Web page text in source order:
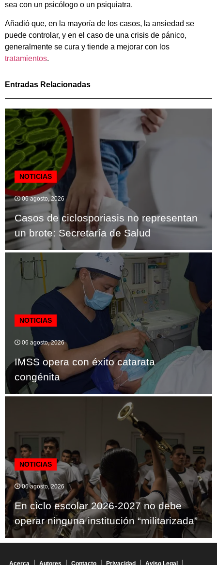
sea con un psicólogo o un psiquiatra.
Añadió que, en la mayoría de los casos, la ansiedad se
puede controlar, y en el caso de una crisis de pánico,
generalmente se cura y tiende a mejorar con los
tratamientos.
Entradas Relacionadas
NOTICIAS
06 agosto, 2026
Casos de ciclosporiasis no representan
un brote: Secretaría de Salud
NOTICIAS
06 agosto, 2026
IMSS opera con éxito catarata
congénita
NOTICIAS
06 agosto, 2026
En ciclo escolar 2026-2027 no debe
operar ninguna institución “militarizada”
Acerca Autores Contacto Privacidad Aviso Legal